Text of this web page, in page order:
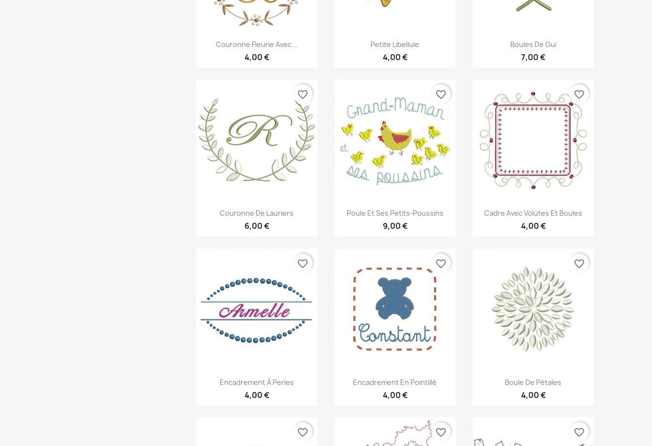
Aperçu rapide
Couronne Fleurie Avec...
4,00 €
Aperçu rapide
Petite Libellule
4,00 €
Aperçu rapide
Boules De Gui
7,00 €
Aperçu rapide
Couronne De Lauriers
6,00 €
favorite_border
Aperçu rapide
Poule Et Ses Petits-Poussins
9,00 €
favorite_border
Aperçu rapide
Cadre Avec Volutes Et Boules
4,00 €
favorite_border
Aperçu rapide
Encadrement À Perles
4,00 €
favorite_border
Aperçu rapide
Encadrement En Pointillé
4,00 €
favorite_border
Aperçu rapide
Boule De Pétales
4,00 €
favorite_border
favorite_border favorite_border favorite_border